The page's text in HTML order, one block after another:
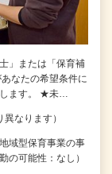
」または「保育補
なたの希望条件に
します。 ★未…
なります）
域型保育事業の事
可能性：なし）